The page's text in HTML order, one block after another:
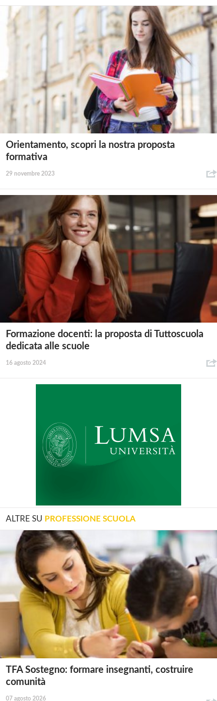
Orientamento, scopri la nostra proposta
formativa
29 novembre 2023
Formazione docenti: la proposta di Tuttoscuola
dedicata alle scuole
16 agosto 2024
ALTRE SU PROFESSIONE SCUOLA
TFA Sostegno: formare insegnanti, costruire
comunità
07 agosto 2026